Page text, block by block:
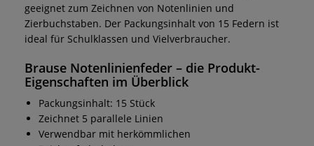
geeignet zum Zeichnen von Notenlinien und
Zierbuchstaben. Der Packungsinhalt von 15 Federn ist
ideal für Schulklassen und Vielverbraucher.
Brause Notenlinienfeder – die Produkt-
Eigenschaften im Überblick
Packungsinhalt: 15 Stück
Zeichnet 5 parallele Linien
Verwendbar mit herkömmlichen